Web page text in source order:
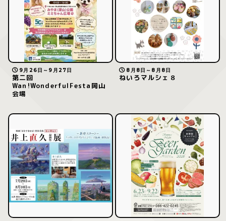
9月26日～9月27日
第二回
Wan!WonderfulFesta岡山
会場
8月8日～8月8日
ねいろマルシェ８